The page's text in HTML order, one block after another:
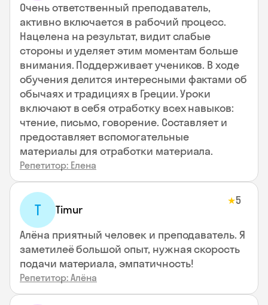
Очень ответственный преподаватель,
активно включается в рабочий процесс.
Нацелена на результат, видит слабые
стороны и уделяет этим моментам больше
внимания. Поддерживает учеников. В ходе
обучения делится интересными фактами об
обычаях и традициях в Греции. Уроки
включают в себя отработку всех навыков:
чтение, письмо, говорение. Составляет и
предоставляет вспомогательные
материалы для отработки материала.
Репетитор: Елена
T Timur
★5
Алёна приятный человек и преподаватель. Я
заметилеё большой опыт, нужная скорость
подачи материала, эмпатичность!
Репетитор: Алёна